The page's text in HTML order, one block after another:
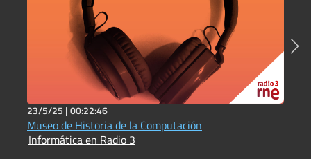
23/5/25 |00:22:46
Museo de Historia de la Computación
Informática en Radio 3